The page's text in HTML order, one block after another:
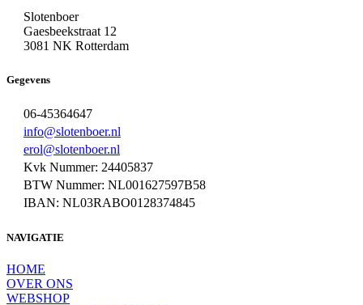
Slotenboer
Gaesbeekstraat 12
3081 NK Rotterdam
Gegevens
06-45364647
info@slotenboer.nl
erol@slotenboer.nl
Kvk Nummer: 24405837
BTW Nummer: NL001627597B58
IBAN: NL03RABO0128374845
NAVIGATIE
HOME
OVER ONS
WEBSHOP